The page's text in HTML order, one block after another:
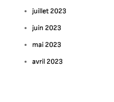
juillet 2023
juin 2023
mai 2023
avril 2023